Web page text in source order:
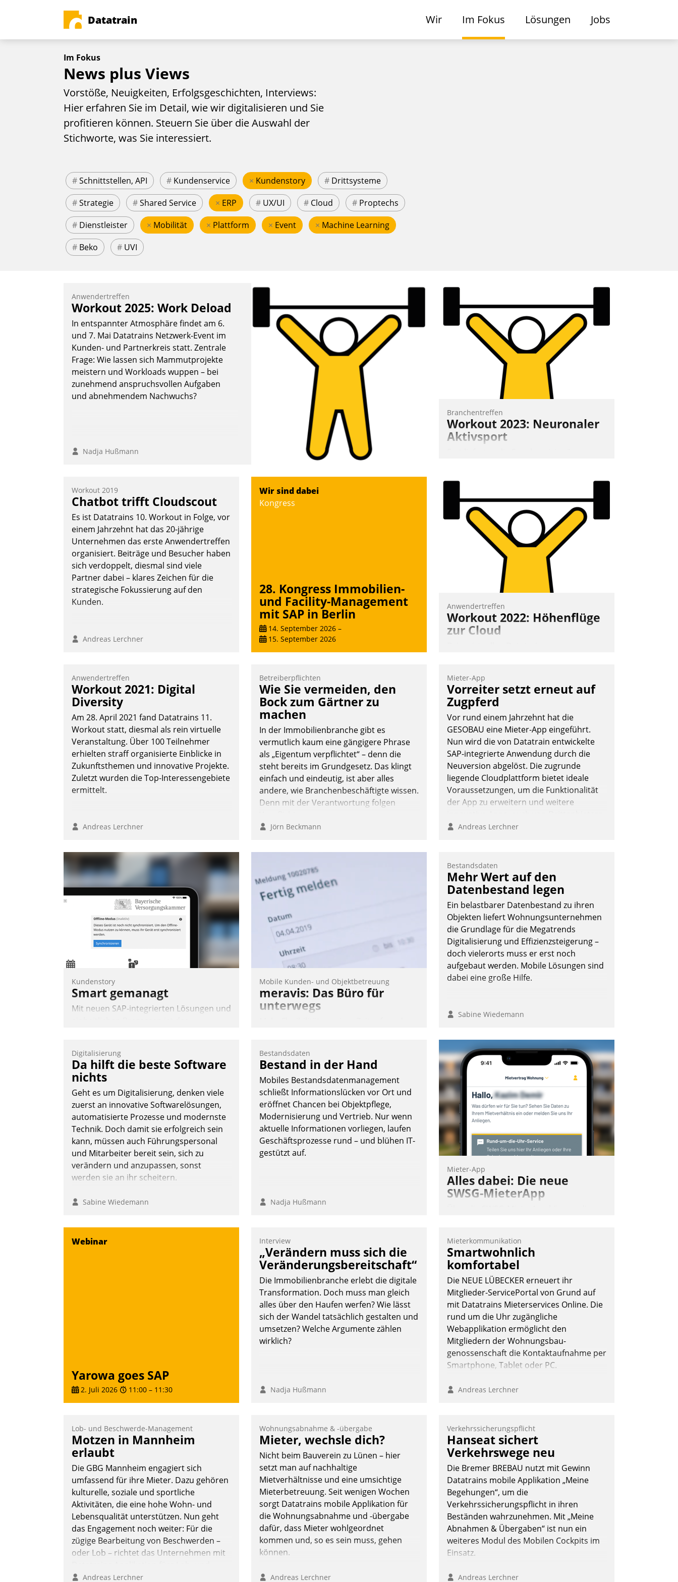
Datatrain Wir Im Fokus Lösungen Jobs
Im Fokus
News plus Views
Vorstöße, Neuigkeiten, Erfolgsgeschichten, Interviews:
Hier erfahren Sie im Detail, wie wir digitalisieren und Sie
profitieren können. Steuern Sie über die Auswahl der
Stichworte, was Sie interessiert.
#Schnittstellen, API # Kundenservice × Kundenstory # Drittsysteme
#Strategie #Shared Service × ERP # UX/UI # Cloud # Proptechs
# Dienstleister × Mobilität × Plattform × Event × Machine Learning
# Beko # UVI
Anwendertreffen
Workout 2025: Work Deload
In entspannter Atmosphäre findet am 6.
und 7. Mai Datatrains Netzwerk-Event im
Kunden- und Partnerkreis statt. Zentrale
Frage: Wie lassen sich Mammutprojekte
meistern und Workloads wuppen – bei
zunehmend anspruchsvollen Aufgaben
und abnehmendem Nachwuchs?
Nadja Hußmann
Branchentreffen
Workout 2023: Neuronaler
Aktivsport
Dazwischen zeigte Datatrain, was es
Neues zu bieten hat.
Nadja Hußmann
Workout 2019
Chatbot trifft Cloudscout
Es ist Datatrains 10. Workout in Folge, vor
einem Jahrzehnt hat das 20-jährige
Unternehmen das erste Anwendertreffen
organisiert. Beiträge und Besucher haben
sich verdoppelt, diesmal sind viele
Partner dabei – klares Zeichen für die
strategische Fokussierung auf den
Kunden.
Andreas Lerchner
Wir sind dabei
Kongress
28. Kongress Immobilien-
und Facility-Management
mit SAP in Berlin
14. September 2026 –
15. September 2026
Anwendertreffen
Workout 2022: Höhenflüge
zur Cloud
Teilnehmer kurzweilige Einblicke in
innovative Cloud-Strategien und -
Lösungen mit hohem Zukunftspotenzial.
Andreas Lerchner
Anwendertreffen
Workout 2021: Digital
Diversity
Am 28. April 2021 fand Datatrains 11.
Workout statt, diesmal als rein virtuelle
Veranstaltung. Über 100 Teilnehmer
erhielten straff organisierte Einblicke in
Zukunftsthemen und innovative Projekte.
Zuletzt wurden die Top-Interessengebiete
ermittelt.
Andreas Lerchner
Betreiberpflichten
Wie Sie vermeiden, den
Bock zum Gärtner zu
machen
In der Immobilienbranche gibt es
vermutlich kaum eine gängigere Phrase
als „Eigentum verpflichtet“ – denn die
steht bereits im Grundgesetz. Das klingt
einfach und eindeutig, ist aber alles
andere, wie Branchenbeschäftigte wissen.
Denn mit der Verantwortung folgen
Jörn Beckmann
Mieter-App
Vorreiter setzt erneut auf
Zugpferd
Vor rund einem Jahrzehnt hat die
GESOBAU eine Mieter-App eingeführt.
Nun wird die von Datatrain entwickelte
SAP-integrierte Anwendung durch die
Neuversion abgelöst. Die zugrunde
liegende Cloudplattform bietet ideale
Voraussetzungen, um die Funktionalität
der App zu erweitern und weitere
in SAP zu integrieren.
Andreas Lerchner
Kundenstory
Smart gemanagt
Mit neuen SAP-integrierten Lösungen und
Kapitalanlage für künftige Aufgaben und
Herausforderungen gerüstet.
Nadja Hußmann
Mobile Kunden- und Objektbetreuung
meravis: Das Büro für
unterwegs
Mitarbeiter von Datatrain. Die meravis
Wohnungsbau- und Immobilien GmbH
hat sich dabei für den Betrieb der Lösung
über die SAP Cloud Platform entschieden
- als erstes Unternehmen am
Wohnungsmarkt.
Andreas Lerchner
Bestandsdaten
Mehr Wert auf den
Datenbestand legen
Ein belastbarer Datenbestand zu ihren
Objekten liefert Wohnungsunternehmen
die Grundlage für die Megatrends
Digitalisierung und Effizienzsteigerung –
doch vielerorts muss er erst noch
aufgebaut werden. Mobile Lösungen sind
dabei eine große Hilfe.
Sabine Wiedemann
Digitalisierung
Da hilft die beste Software
nichts
Geht es um Digitalisierung, denken viele
zuerst an innovative Softwarelösungen,
automatisierte Prozesse und modernste
Technik. Doch damit sie erfolgreich sein
kann, müssen auch Führungspersonal
und Mitarbeiter bereit sein, sich zu
verändern und anzupassen, sonst
werden sie an ihr scheitern.
Sabine Wiedemann
Bestandsdaten
Bestand in der Hand
Mobiles Bestandsdatenmanagement
schließt Informationslücken vor Ort und
eröffnet Chancen bei Objektpflege,
Modernisierung und Vertrieb. Nur wenn
aktuelle Informationen vorliegen, laufen
Geschäftsprozesse rund – und blühen IT-
gestützt auf.
Nadja Hußmann
Mieter-App
Alles dabei: Die neue
SWSG-MieterApp
auf dem Laufenden bleiben, Daten
einsehen und ändern oder
Schadensmeldungen abgeben – rund um
die Uhr.
Andreas Lerchner
Webinar
Yarowa goes SAP
2. Juli 2026 11:00 – 11:30
Interview
„Verändern muss sich die
Veränderungsbereitschaft“
Die Immobilienbranche erlebt die digitale
Transformation. Doch muss man gleich
alles über den Haufen werfen? Wie lässt
sich der Wandel tatsächlich gestalten und
umsetzen? Welche Argumente zählen
wirklich?
Nadja Hußmann
Mieterkommunikation
Smartwohnlich
komfortabel
Die NEUE LÜBECKER erneuert ihr
Mitglieder-ServicePortal von Grund auf
mit Datatrains Mieterservices Online. Die
rund um die Uhr zugängliche
Webapplikation ermöglicht den
Mitgliedern der Wohnungs­bau­
genossenschaft die Kontaktaufnahme per
Smartphone, Tablet oder PC.
Andreas Lerchner
Lob- und Beschwerde-Management
Motzen in Mannheim
erlaubt
Die GBG Mannheim engagiert sich
umfassend für ihre Mieter. Dazu gehören
kulturelle, soziale und sportliche
Aktivitäten, die eine hohe Wohn- und
Lebensqualität unterstützen. Nun geht
das Engagement noch weiter: Für die
zügige Bearbeitung von Beschwerden –
oder Lob – richtet das Unternehmen mit
Beschwerde-Management einen eigenen
Andreas Lerchner
Wohnungsabnahme & -übergabe
Mieter, wechsle dich?
Nicht beim Bauverein zu Lünen – hier
setzt man auf nachhaltige
Mietverhältnisse und eine umsichtige
Mieterbetreuung. Seit wenigen Wochen
sorgt Datatrains mobile Applikation für
die Wohnungsabnahme und -übergabe
dafür, dass Mieter wohlgeordnet
kommen und, so es sein muss, gehen
können.
Andreas Lerchner
Verkehrssicherungspflicht
Hanseat sichert
Verkehrswege neu
Die Bremer BREBAU nutzt mit Gewinn
Datatrains mobile Applikation „Meine
Begehungen“, um die
Verkehrssicherungspflicht in ihren
Beständen wahrzunehmen. Mit „Meine
Abnahmen & Übergaben“ ist nun ein
weiteres Modul des Mobilen Cockpits im
Einsatz.
Andreas Lerchner